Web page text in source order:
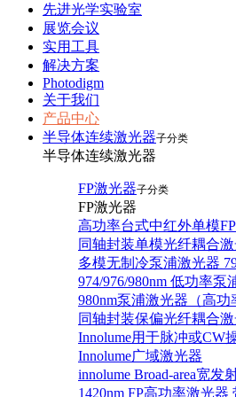
先进光学实验室
展览会议
实用工具
解决方案
Photodigm
关于我们
产品中心
半导体连续激光器子分类
半导体连续激光器
FP激光器子分类
FP激光器
高功率台式中红外单模
同轴封装单模光纤耦合激
多模无制冷泵浦激光器
974/976/980nm 低功率泵
980nm泵浦激光器（高功
同轴封装保偏光纤耦合激
Innolume用于脉冲或CW
Innolume广域激光器
innolume Broad-area宽发
1420nm FP高功率激光器